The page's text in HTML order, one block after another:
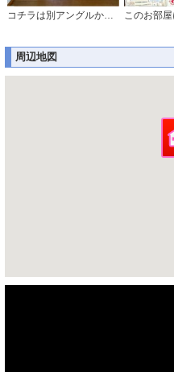
コチラは別アングルからの写真になります。
周辺地図